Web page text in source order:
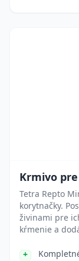
Krmivo
Tetra Repto
korytnačky.
živinami pre
kŕmenie a